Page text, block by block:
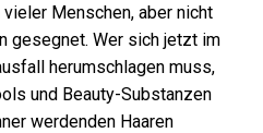
Menschen, aber nicht
gesegnet. Wer sich jetzt im
herumschlagen muss,
und Beauty-Substanzen
werdenden Haaren